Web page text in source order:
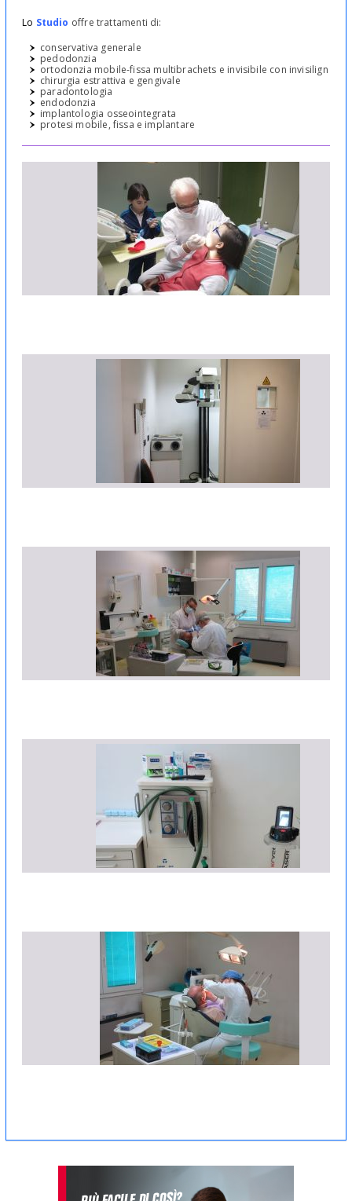
Lo Studio offre trattamenti di:
conservativa generale
pedodonzia
ortodonzia mobile-fissa multibrachets e invisibile con invisilign
chirurgia estrattiva e gengivale
paradontologia
endodonzia
implantologia osseointegrata
protesi mobile, fissa e implantare